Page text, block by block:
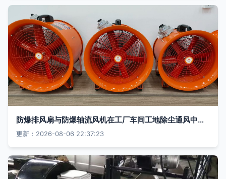
防爆排风扇与防爆轴流风机在工厂车间工地除尘通风中的应用
更新：2026-08-06 22:37:23